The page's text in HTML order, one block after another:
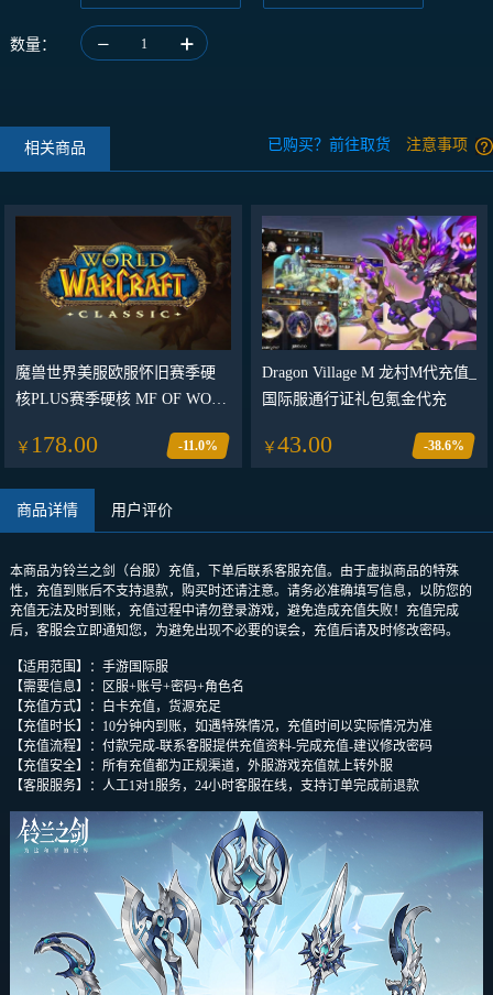
数量： 1
相关商品 已购买？前往取货 注意事项
魔兽世界美服欧服怀旧赛季硬
核PLUS赛季硬核 MF OF WOW
￥ 178.00 -11.0%
Dragon Village M 龙村M代充值_
国际服通行证礼包氪金代充
￥43.00 -38.6%
商品详情 用户评价
本商品为铃兰之剑（台服）充值，下单后联系客服充值。由于虚拟商品的特殊
性，充值到账后不支持退款，购买时还请注意。请务必准确填写信息，以防您的
充值无法及时到账，充值过程中请勿登录游戏，避免造成充值失败！充值完成
后，客服会立即通知您，为避免出现不必要的误会，充值后请及时修改密码。
【适用范围】：手游国际服
【需要信息】：区服+账号+密码+角色名
【充值方式】：白卡充值，货源充足
【充值时长】：10分钟内到账，如遇特殊情况，充值时间以实际情况为准
【充值流程】：付款完成-联系客服提供充值资料-完成充值-建议修改密码
【充值安全】：所有充值都为正规渠道，外服游戏充值就上转外服
【客服服务】：人工1对1服务，24小时客服在线，支持订单完成前退款